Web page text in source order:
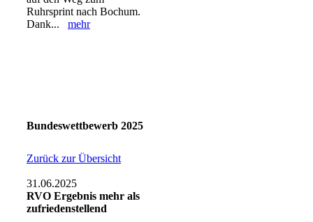
Ruhrsprint nach Bochum.
Dank... mehr
Bundeswettbewerb 2025
Zurück zur Übersicht
31.06.2025
RVO Ergebnis mehr als
zufriedenstellend